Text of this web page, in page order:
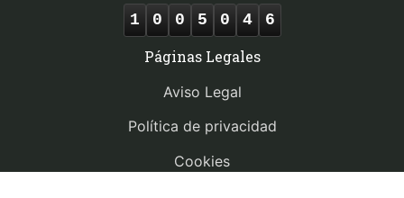
1 0 0 5 0 4 6
Páginas Legales
Aviso Legal
Política de privacidad
Cookies